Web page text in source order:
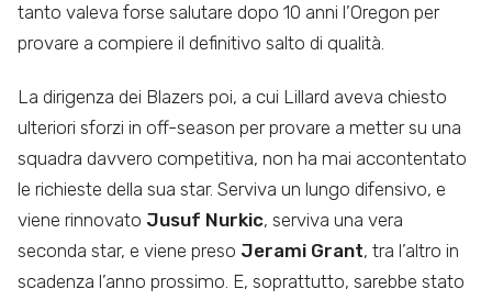
tanto valeva forse salutare dopo 10 anni l’Oregon per
provare a compiere il definitivo salto di qualità.
La dirigenza dei Blazers poi, a cui Lillard aveva chiesto
ulteriori sforzi in off-season per provare a metter su una
squadra davvero competitiva, non ha mai accontentato
le richieste della sua star. Serviva un lungo difensivo, e
viene rinnovato Jusuf Nurkic, serviva una vera
seconda star, e viene preso Jerami Grant, tra l’altro in
scadenza l’anno prossimo. E, soprattutto, sarebbe stato